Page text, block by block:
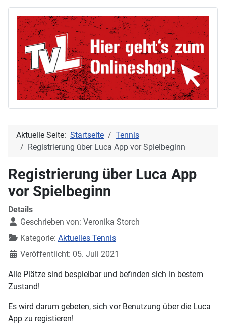
Aktuelle Seite: Startseite
Tennis
Registrierung über Luca App vor Spielbeginn
Registrierung über Luca App
vor Spielbeginn
Details
Geschrieben von: Veronika Storch
Kategorie: Aktuelles Tennis
Veröffentlicht: 05. Juli 2021
Alle Plätze sind bespielbar und befinden sich in bestem
Zustand!
Es wird darum gebeten, sich vor Benutzung über die Luca
App zu registieren!